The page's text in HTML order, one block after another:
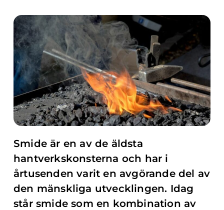
Smide är en av de äldsta
hantverkskonsterna och har i
årtusenden varit en avgörande del av
den mänskliga utvecklingen. Idag
står smide som en kombination av